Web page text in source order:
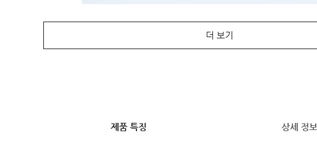
더 보기
제품 특징 상세 정보